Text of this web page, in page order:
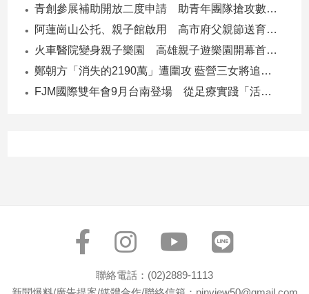
影
稿
青創參展補助開放二度申請 助青年團隊搶攻數位轉型商機
阿蓮崗山公托、親子館啟用 高市府父親節送育兒暖禮
火車醫院變身親子樂園 高雄親子遊樂園開幕首日爆棚
鄭朝方「消失的2190萬」遭圍攻 藍營三女將追金流 拿出還款證明
FJM國際雙年會9月台南登場 從足療實踐「活出愛」
聯絡電話：(02)2889-1113